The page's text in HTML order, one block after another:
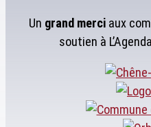
Un grand merci aux
soutien à